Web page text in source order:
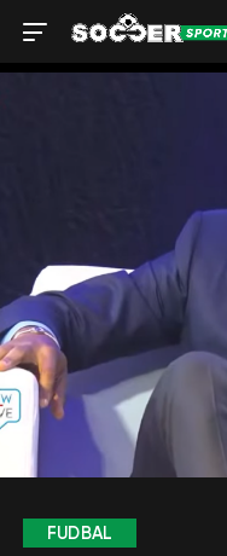
FUDBAL